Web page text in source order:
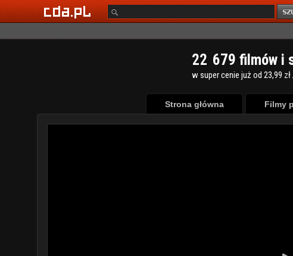
22 679 filmów i
w super cenie już od 23,99
Strona główna Filmy